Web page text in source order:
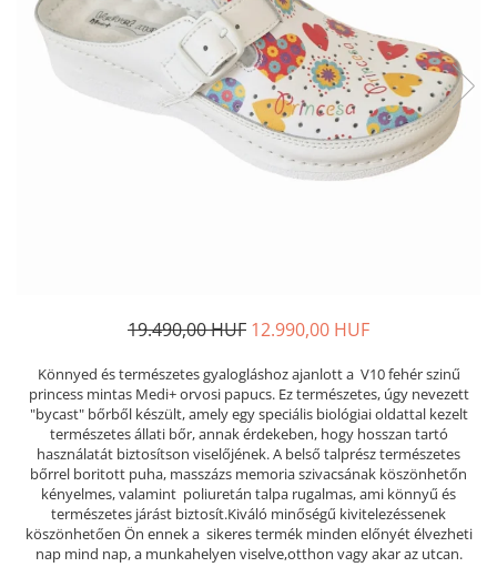
Női nyitott papucs - DOSS
Női szandál - DOSS
Férfi nyitott papucs - DOSS
Házi papucs - DOSS
PIUMETTA - gördülő talpú lábbeli
Férfi csukott papucs - Leon
Női nyitott papucs - Leon
Női szandál - Leon
Férfi nyitott papucs
NYÁRI NŐI LÁBBELI KOLLEKCIÓ
Szandál
Papucs
19.490,00 HUF 12.990,00 HUF
Könnyed és természetes gyalogláshoz ajanlott a V10 fehér szinű
princess mintas Medi+ orvosi papucs. Ez természetes, úgy nevezett
"bycast" bőrből készült, amely egy speciális biológiai oldattal kezelt
természetes állati bőr, annak érdekeben, hogy hosszan tartó
használatát biztosítson viselőjének. A belső talprész természetes
bőrrel boritott puha, masszázs memoria szivacsának köszönhetőn
kényelmes, valamint poliuretán talpa rugalmas, ami könnyű és
természetes járást biztosít.Kiváló minőségű kivitelezéssenek
köszönhetően Ön ennek a sikeres termék minden előnyét élvezheti
nap mind nap, a munkahelyen viselve,otthon vagy akar az utcan.